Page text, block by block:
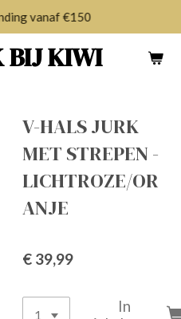
BIJ KIWI
vanaf €150
V-HALS JURK
MET STREPEN -
LICHTROZE/OR
ANJE
€ 39,99
In